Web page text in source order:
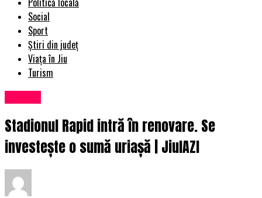
Social
Sport
Știri din județ
Viața în Jiu
Turism
Stadionul Rapid intră în renovare. Se
investește o sumă uriașă | JiulAZI